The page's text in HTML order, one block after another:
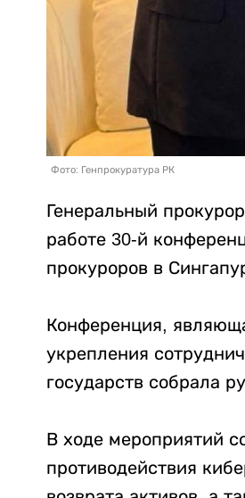
Фото: Генпрокуратура РК
Генеральный
работе 30-й
прокуроров в
Конференция,
укрепления
государств собрала
В ходе мероприятий
противодействия